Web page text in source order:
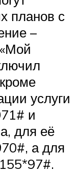
планов с
–
услуги
и
для её
а для